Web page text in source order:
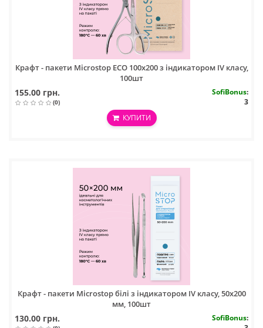
Крафт - пакети Microstop ECO 100х200 з індикатором IV класу,
100шт
155.00 грн.
(0)
SofiBonus:
3
КУПИТИ
Крафт - пакети Microstop білі з індикатором IV класу, 50х200
мм, 100шт
130.00 грн. SofiBonus: